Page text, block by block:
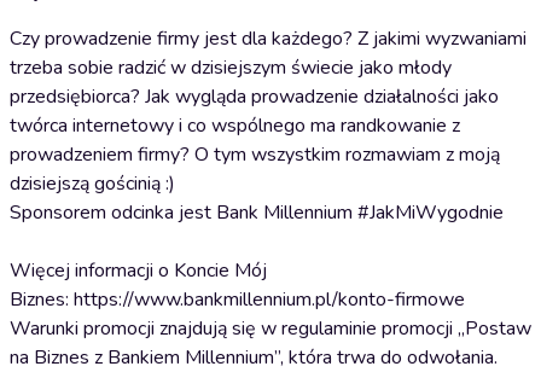
Czy prowadzenie firmy jest dla każdego? Z jakimi wyzwaniami
trzeba sobie radzić w dzisiejszym świecie jako młody
przedsiębiorca? Jak wygląda prowadzenie działalności jako
twórca internetowy i co wspólnego ma randkowanie z
prowadzeniem firmy? O tym wszystkim rozmawiam z moją
dzisiejszą gościnią :)
Sponsorem odcinka jest Bank Millennium #JakMiWygodnie
Więcej informacji o Koncie Mój
Biznes: https://www.bankmillennium.pl/konto-firmowe
Warunki promocji znajdują się w regulaminie promocji „Postaw
na Biznes z Bankiem Millennium”, która trwa do odwołania.